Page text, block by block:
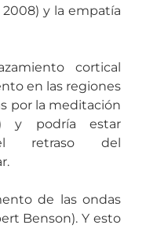
y la empatía
cortical
en las regiones
por la meditación
y podría estar
retraso del
de las ondas
Benson). Y esto